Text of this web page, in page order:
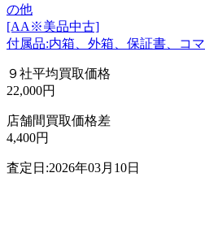
の他
[AA※美品中古]
付属品:内箱、外箱、保証書、コマ
９社平均買取価格
22,000円
店舗間買取価格差
4,400円
査定日:2026年03月10日